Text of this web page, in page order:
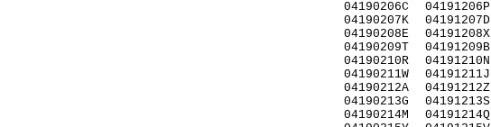
04190206C
04190207K
04190208E
04190209T
04190210R
04190211W
04190212A
04190213G
04190214M
04191206P
04191207D
04191208X
04191209B
04191210N
04191211J
04191212Z
04191213S
04191214Q